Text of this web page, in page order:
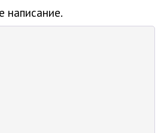
написание.